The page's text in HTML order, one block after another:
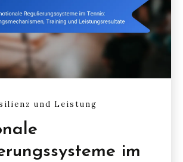
und Leistung
im